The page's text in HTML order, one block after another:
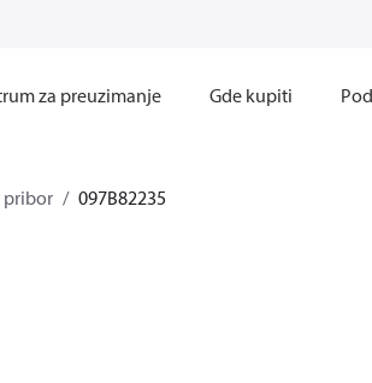
za preuzimanje Gde kupiti
pribor 097B82235